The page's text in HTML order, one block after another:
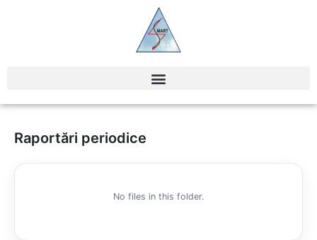
Raportări periodice
No files in this folder.